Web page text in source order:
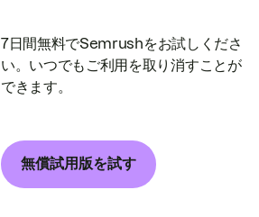
7日間無料でSemrushをお試しくださ
い。いつでもご利用を取り消すことが
できます。
無償試用版を試す